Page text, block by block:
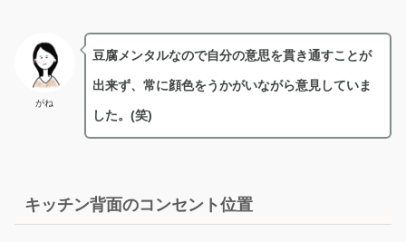
がね
豆腐メンタルなので自分の意思を貫き通すことが
出来ず、常に顔色をうかがいながら意見していま
した。(笑)
キッチン背面のコンセント位置